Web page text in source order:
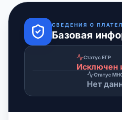
СВЕДЕНИЯ О
Базовая
Статус ЕГР
Исключен
Статус
Нет